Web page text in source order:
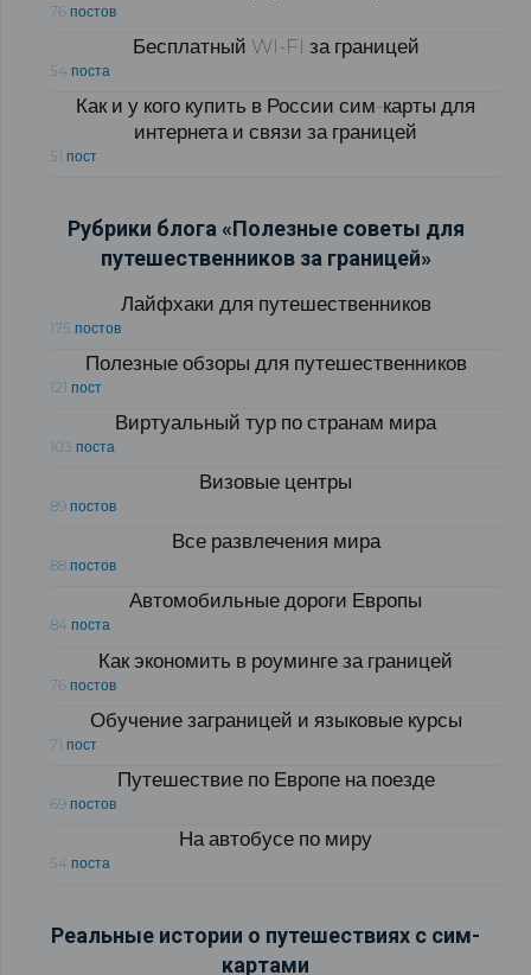
76 постов
Бесплатный WI-FI за границей
54 поста
Как и у кого купить в России сим-карты для
интернета и связи за границей
51 пост
Рубрики блога «Полезные советы для
путешественников за границей»
Лайфхаки для путешественников
175 постов
Полезные обзоры для путешественников
121 пост
Виртуальный тур по странам мира
103 поста
Визовые центры
89 постов
Все развлечения мира
88 постов
Автомобильные дороги Европы
84 поста
Как экономить в роуминге за границей
76 постов
Обучение заграницей и языковые курсы
71 пост
Путешествие по Европе на поезде
69 постов
На автобусе по миру
54 поста
Реальные истории о путешествиях с сим-
картами